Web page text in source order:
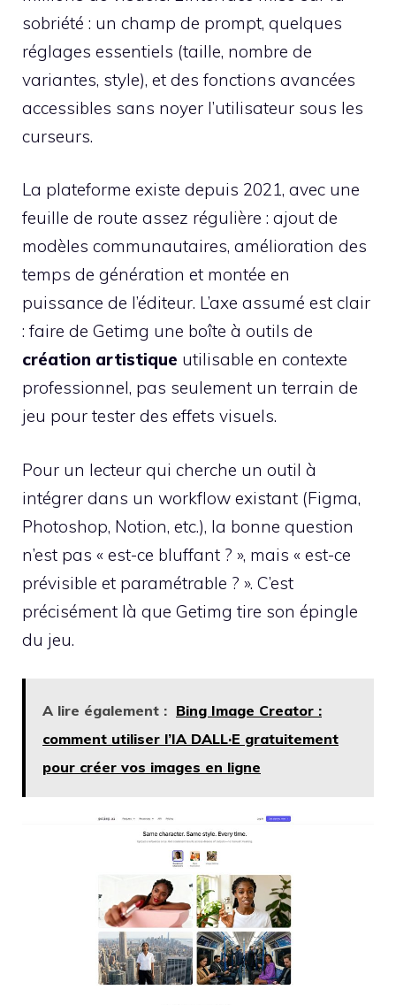
sobriété : un champ de prompt, quelques
réglages essentiels (taille, nombre de
variantes, style), et des fonctions avancées
accessibles sans noyer l’utilisateur sous les
curseurs.
La plateforme existe depuis 2021, avec une
feuille de route assez régulière : ajout de
modèles communautaires, amélioration des
temps de génération et montée en
puissance de l’éditeur. L’axe assumé est clair
: faire de Getimg une boîte à outils de
création artistique utilisable en contexte
professionnel, pas seulement un terrain de
jeu pour tester des effets visuels.
Pour un lecteur qui cherche un outil à
intégrer dans un workflow existant (Figma,
Photoshop, Notion, etc.), la bonne question
n’est pas « est-ce bluffant ? », mais « est-ce
prévisible et paramétrable ? ». C’est
précisément là que Getimg tire son épingle
du jeu.
A lire également : Bing Image Creator :
comment utiliser l’IA DALL·E gratuitement
pour créer vos images en ligne